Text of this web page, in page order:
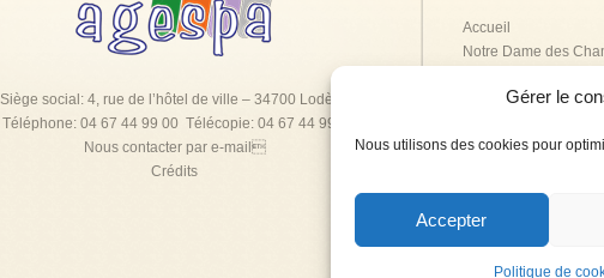
Gérer le
Nous utilisons des cookies pour
Accepter
Politique de
Siège social: 4, rue de l’hôtel de ville – 34700 Lodève
Téléphone: 04 67 44 99 00 Télécopie: 04 67 44 99 0
Nous contacter par e-mail
Crédits
Accueil
Notre Dame des
La Renaissance
L’association
Politique de
Haut de page